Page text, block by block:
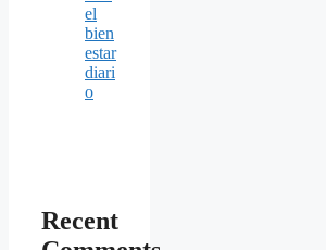
el
bien
estar
diari
o
Recent